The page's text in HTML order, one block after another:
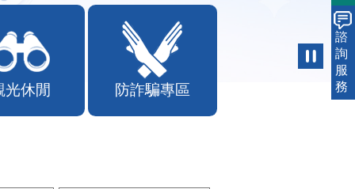
光休閒 防詐騙專區
諮
詢
服
務